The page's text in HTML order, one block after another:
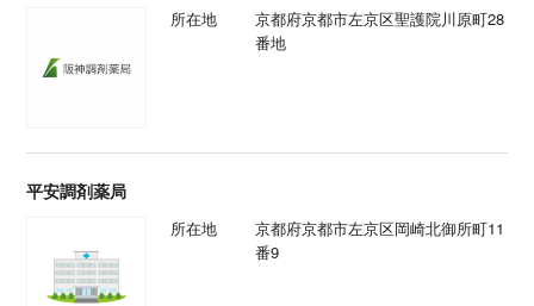
所在地
京都府京都市左京区聖護院川原町28
番地
平安調剤薬局
所在地
京都府京都市左京区岡崎北御所町11
番9